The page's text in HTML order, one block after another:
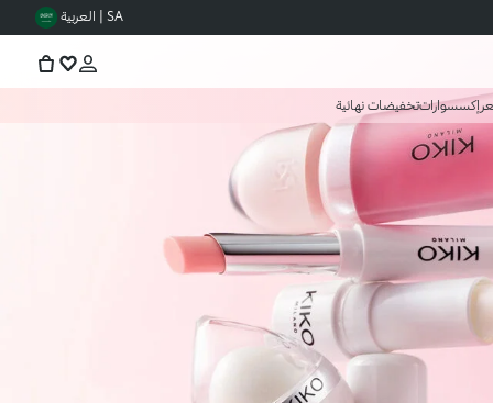
SA | العربية
إكسسواراتتخفيضات نهائية